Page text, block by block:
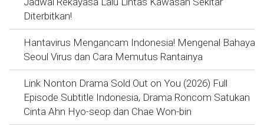
Diterbitkan!
Hantavirus Mengancam Indonesia! Mengenal Bahaya
Seoul Virus dan Cara Memutus Rantainya
Link Nonton Drama Sold Out on You (2026) Full
Episode Subtitle Indonesia, Drama Roncom Satukan
Cinta Ahn Hyo-seop dan Chae Won-bin